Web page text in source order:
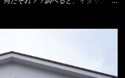
せて調味油を入れて完成です。 ど
ザイン賞じゃない！？ 笑 マルタ
小分けにしているようで、パック
の乗り具合に結構な差が出てい